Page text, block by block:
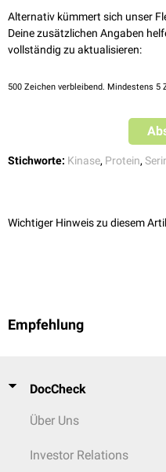
Alternativ kümmert sich unser
Deine zusätzlichen Angaben
vollständig zu aktualisieren:
500 Zeichen verbleibend. Mindestens 5
Stichworte: Kinase, Protein,
Wichtiger Hinweis zu diesem
Empfehlung
DocCheck
Über Uns
Investor Relations